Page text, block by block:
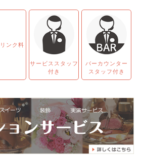
ンク料
サービススタッフ
付き
バーカウンター
スタッフ付き